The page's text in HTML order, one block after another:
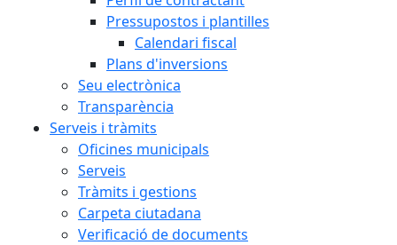
Pressupostos i plantilles
Calendari fiscal
Plans d'inversions
Seu electrònica
Transparència
Serveis i tràmits
Oficines municipals
Serveis
Tràmits i gestions
Carpeta ciutadana
Verificació de documents